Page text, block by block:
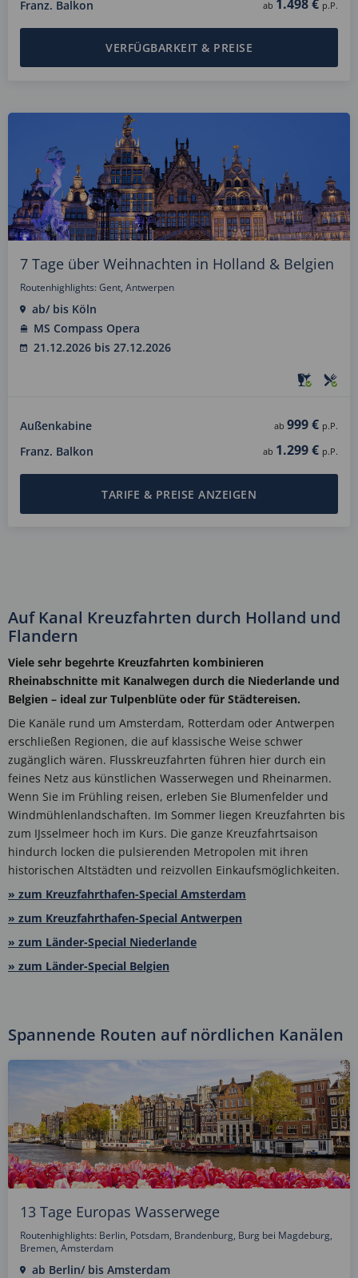
Franz. Balkon ab 1.498 € p.P.
VERFÜGBARKEIT & PREISE
7 Tage über Weihnachten in Holland & Belgien
Routenhighlights: Gent, Antwerpen
ab/ bis Köln
MS Compass Opera
21.12.2026 bis 27.12.2026
Außenkabine ab 999 € p.P.
Franz. Balkon ab 1.299 € p.P.
TARIFE & PREISE ANZEIGEN
Auf Kanal Kreuzfahrten durch Holland und
Flandern
Viele sehr begehrte Kreuzfahrten kombinieren
Rheinabschnitte mit Kanalwegen durch die Niederlande und
Belgien – ideal zur Tulpenblüte oder für Städtereisen.
Die Kanäle rund um Amsterdam, Rotterdam oder Antwerpen
erschließen Regionen, die auf klassische Weise schwer
zugänglich wären. Flusskreuzfahrten führen hier durch ein
feines Netz aus künstlichen Wasserwegen und Rheinarmen.
Wenn Sie im Frühling reisen, erleben Sie Blumenfelder und
Windmühlenlandschaften. Im Sommer liegen Kreuzfahrten bis
zum IJsselmeer hoch im Kurs. Die ganze Kreuzfahrtsaison
hindurch locken die pulsierenden Metropolen mit ihren
historischen Altstädten und reizvollen Einkaufsmöglichkeiten.
» zum Kreuzfahrthafen-Special Amsterdam
» zum Kreuzfahrthafen-Special Antwerpen
» zum Länder-Special Niederlande
» zum Länder-Special Belgien
Spannende Routen auf nördlichen Kanälen
13 Tage Europas Wasserwege
Routenhighlights: Berlin, Potsdam, Brandenburg, Burg bei Magdeburg,
Bremen, Amsterdam
ab Berlin/ bis Amsterdam